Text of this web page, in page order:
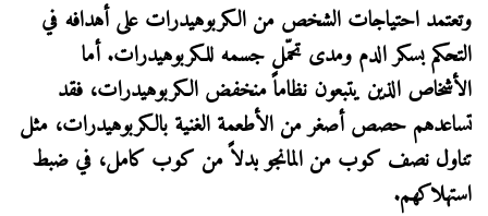
وتعتمد احتياجات الشخص من الكربوهيدرات على أهدافه في
التحكم بسكر الدم ومدى تحمّل جسمه للكربوهيدرات. أما
الأشخاص الذين يتبعون نظاماً منخفض الكربوهيدرات، فقد
تساعدهم حصص أصغر من الأطعمة الغنية بالكربوهيدرات، مثل
تناول نصف كوب من المانجو بدلاً من كوب كامل، في ضبط
استهلاكهم.